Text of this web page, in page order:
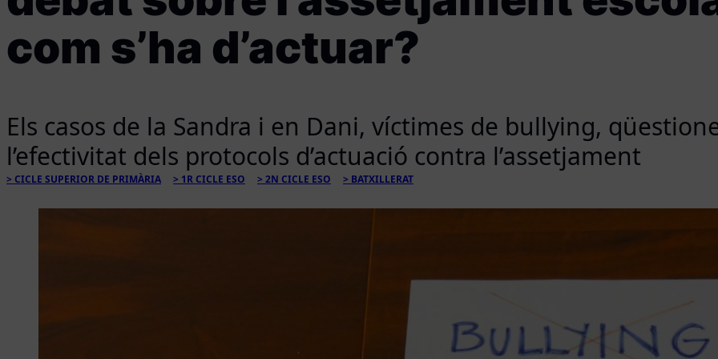
com s’ha d’actuar?
Els casos de la Sandra i en Dani, víctimes de bullying,
l’efectivitat dels protocols d’actuació contra l’assetjament
CICLE SUPERIOR DE PRIMÀRIA 1R CICLE ESO 2N CICLE ESO BATXILLERAT